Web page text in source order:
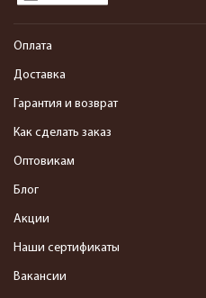
Оплата
Доставка
Гарантия и возврат
Как сделать заказ
Оптовикам
Блог
Акции
Наши сертификаты
Вакансии